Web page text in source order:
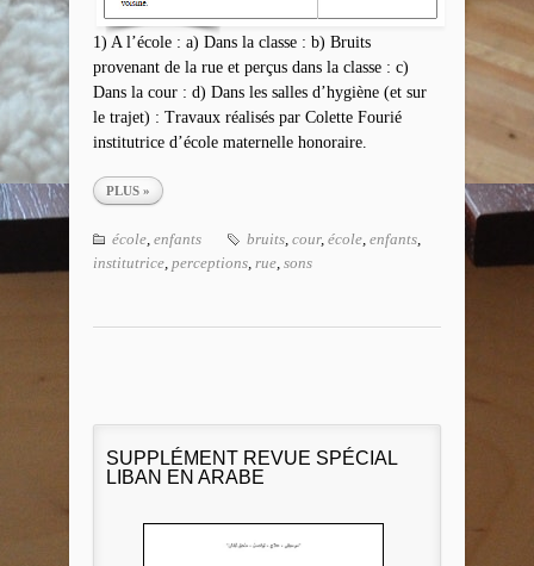
1) A l’école : a) Dans la classe : b) Bruits
provenant de la rue et perçus dans la classe : c)
Dans la cour : d) Dans les salles d’hygiène (et sur
le trajet) : Travaux réalisés par Colette Fourié
institutrice d’école maternelle honoraire.
PLUS »
école, enfants bruits, cour, école, enfants,
institutrice, perceptions, rue, sons
SUPPLÉMENT REVUE SPÉCIAL
LIBAN EN ARABE